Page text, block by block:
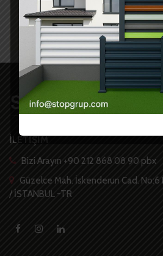
Gürpınar Peyzaj
İLETİŞİM
Bizi Arayın +90 212 868 08 90 pbx
Güzelce Mah. İskenderun Cad.
/ İSTANBUL -TR